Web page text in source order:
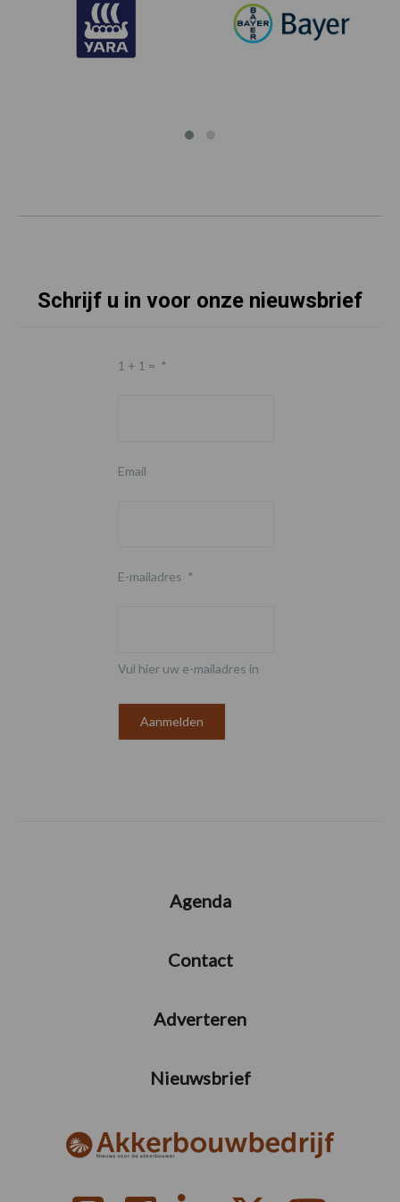
Schrijf u in voor onze nieuwsbrief
1 + 1 = *
Email
E-mailadres *
Vul hier uw e-mailadres in
Agenda
Contact
Adverteren
Nieuwsbrief